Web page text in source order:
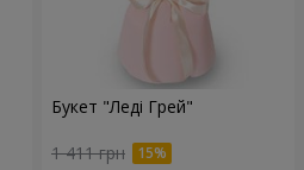
Букет "Леді Грей"
1 411 грн